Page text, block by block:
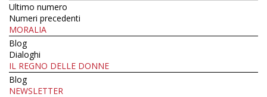
Ultimo numero
Numeri precedenti
MORALIA
Blog
Dialoghi
IL REGNO DELLE DONNE
Blog
NEWSLETTER